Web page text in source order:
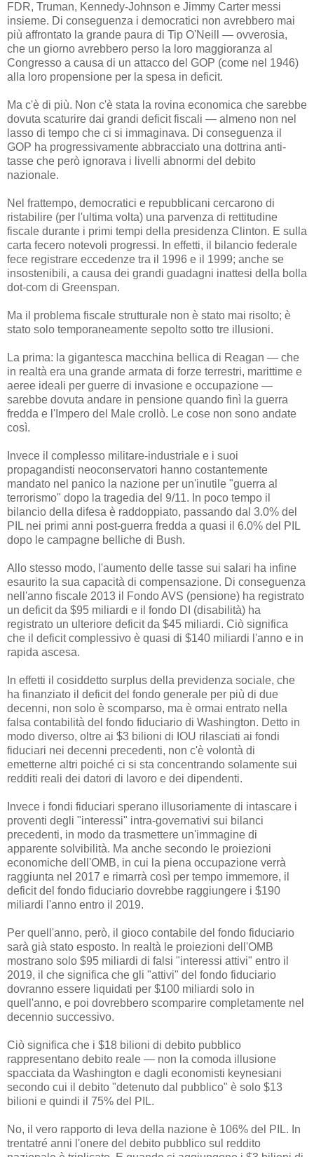
FDR, Truman, Kennedy-Johnson e Jimmy Carter messi
insieme. Di conseguenza i democratici non avrebbero mai
più affrontato la grande paura di Tip O'Neill — ovverosia,
che un giorno avrebbero perso la loro maggioranza al
Congresso a causa di un attacco del GOP (come nel 1946)
alla loro propensione per la spesa in deficit.
Ma c'è di più. Non c'è stata la rovina economica che sarebbe
dovuta scaturire dai grandi deficit fiscali — almeno non nel
lasso di tempo che ci si immaginava. Di conseguenza il
GOP ha progressivamente abbracciato una dottrina anti-
tasse che però ignorava i livelli abnormi del debito
nazionale.
Nel frattempo, democratici e repubblicani cercarono di
ristabilire (per l'ultima volta) una parvenza di rettitudine
fiscale durante i primi tempi della presidenza Clinton. E sulla
carta fecero notevoli progressi. In effetti, il bilancio federale
fece registrare eccedenze tra il 1996 e il 1999; anche se
insostenibili, a causa dei grandi guadagni inattesi della bolla
dot-com di Greenspan.
Ma il problema fiscale strutturale non è stato mai risolto; è
stato solo temporaneamente sepolto sotto tre illusioni.
La prima: la gigantesca macchina bellica di Reagan — che
in realtà era una grande armata di forze terrestri, marittime e
aeree ideali per guerre di invasione e occupazione —
sarebbe dovuta andare in pensione quando finì la guerra
fredda e l'Impero del Male crollò. Le cose non sono andate
così.
Invece il complesso militare-industriale e i suoi
propagandisti neoconservatori hanno costantemente
mandato nel panico la nazione per un'inutile "guerra al
terrorismo" dopo la tragedia del 9/11. In poco tempo il
bilancio della difesa è raddoppiato, passando dal 3.0% del
PIL nei primi anni post-guerra fredda a quasi il 6.0% del PIL
dopo le campagne belliche di Bush.
Allo stesso modo, l'aumento delle tasse sui salari ha infine
esaurito la sua capacità di compensazione. Di conseguenza
nell'anno fiscale 2013 il Fondo AVS (pensione) ha registrato
un deficit da $95 miliardi e il fondo DI (disabilità) ha
registrato un ulteriore deficit da $45 miliardi. Ciò significa
che il deficit complessivo è quasi di $140 miliardi l'anno e in
rapida ascesa.
In effetti il cosiddetto surplus della previdenza sociale, che
ha finanziato il deficit del fondo generale per più di due
decenni, non solo è scomparso, ma è ormai entrato nella
falsa contabilità del fondo fiduciario di Washington. Detto in
modo diverso, oltre ai $3 bilioni di IOU rilasciati ai fondi
fiduciari nei decenni precedenti, non c'è volontà di
emetterne altri poiché ci si sta concentrando solamente sui
redditi reali dei datori di lavoro e dei dipendenti.
Invece i fondi fiduciari sperano illusoriamente di intascare i
proventi degli "interessi" intra-governativi sui bilanci
precedenti, in modo da trasmettere un'immagine di
apparente solvibilità. Ma anche secondo le proiezioni
economiche dell'OMB, in cui la piena occupazione verrà
raggiunta nel 2017 e rimarrà così per tempo immemore, il
deficit del fondo fiduciario dovrebbe raggiungere i $190
miliardi l'anno entro il 2019.
Per quell'anno, però, il gioco contabile del fondo fiduciario
sarà già stato esposto. In realtà le proiezioni dell'OMB
mostrano solo $95 miliardi di falsi "interessi attivi" entro il
2019, il che significa che gli "attivi" del fondo fiduciario
dovranno essere liquidati per $100 miliardi solo in
quell'anno, e poi dovrebbero scomparire completamente nel
decennio successivo.
Ciò significa che i $18 bilioni di debito pubblico
rappresentano debito reale — non la comoda illusione
spacciata da Washington e dagli economisti keynesiani
secondo cui il debito "detenuto dal pubblico" è solo $13
bilioni e quindi il 75% del PIL.
No, il vero rapporto di leva della nazione è 106% del PIL. In
trentatré anni l'onere del debito pubblico sul reddito